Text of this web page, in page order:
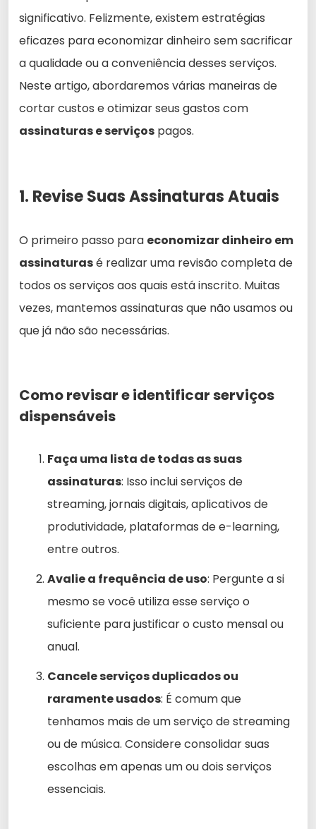
significativo. Felizmente, existem estratégias
eficazes para economizar dinheiro sem sacrificar
a qualidade ou a conveniência desses serviços.
Neste artigo, abordaremos várias maneiras de
cortar custos e otimizar seus gastos com
assinaturas e serviços pagos.
1. Revise Suas Assinaturas Atuais
O primeiro passo para economizar dinheiro em
assinaturasé realizar uma revisão completa de
todos os serviços aos quais está inscrito. Muitas
vezes, mantemos assinaturas que não usamos ou
que já não são necessárias.
Como revisar e identificar serviços
dispensáveis
Faça uma lista de todas as suas
assinaturas: Isso inclui serviços de
streaming, jornais digitais, aplicativos de
produtividade, plataformas de e-learning,
entre outros.
Avalie a frequência de uso: Pergunte a si
mesmo se você utiliza esse serviço o
suficiente para justificar o custo mensal ou
anual.
Cancele serviços duplicados ou
raramente usados: É comum que
tenhamos mais de um serviço de streaming
ou de música. Considere consolidar suas
escolhas em apenas um ou dois serviços
essenciais.